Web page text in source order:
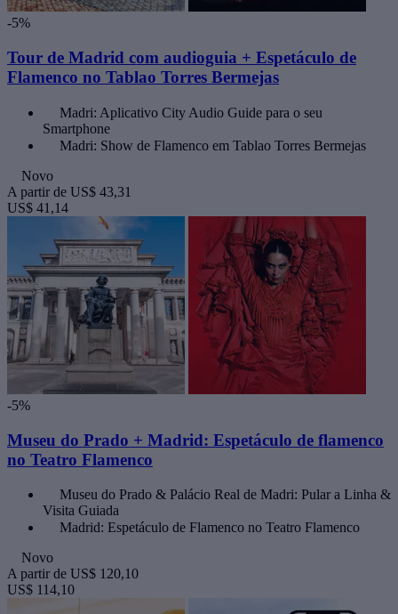
-5%
Tour de Madrid com audioguia + Espetáculo de
Flamenco no Tablao Torres Bermejas
Madri: Aplicativo City Audio Guide para o seu
Smartphone
Madri: Show de Flamenco em Tablao Torres Bermejas
Novo
A partir de US$ 43,31
US$ 41,14
-5%
Museu do Prado + Madrid: Espetáculo de flamenco
no Teatro Flamenco
Museu do Prado & Palácio Real de Madri: Pular a Linha &
Visita Guiada
Madrid: Espetáculo de Flamenco no Teatro Flamenco
Novo
A partir de US$ 120,10
US$ 114,10